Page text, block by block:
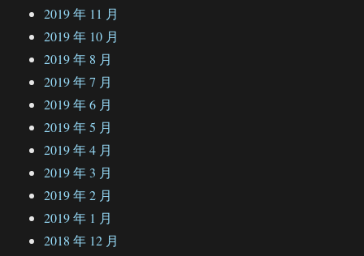
2019 年 11 月
2019 年 10 月
2019 年 8 月
2019 年 7 月
2019 年 6 月
2019 年 5 月
2019 年 4 月
2019 年 3 月
2019 年 2 月
2019 年 1 月
2018 年 12 月